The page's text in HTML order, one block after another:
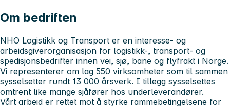
Om bedriften
NHO Logistikk og Transport er en interesse- og
arbeidsgiverorganisasjon for logistikk-, transport- og
spedisjonsbedrifter innen vei, sjø, bane og flyfrakt i Norge.
Vi representerer om lag 550 virksomheter som til sammen
sysselsetter rundt 13 000 årsverk. I tillegg sysselsettes
omtrent like mange sjåfører hos underleverandører.
Vårt arbeid er rettet mot å styrke rammebetingelsene for